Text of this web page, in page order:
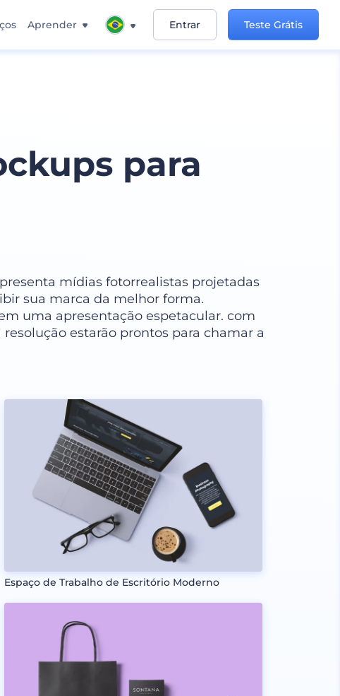
Aprender Entrar Teste Grátis
para
mídias fotorrealistas projetadas
sua marca da melhor forma.
uma apresentação espetacular. com
estarão prontos para chamar a
Espaço de Trabalho de Escritório Moderno